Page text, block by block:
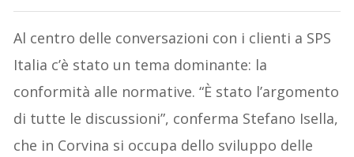
Al centro delle conversazioni con i clienti a SPS
Italia c’è stato un tema dominante: la
conformità alle normative. “È stato l’argomento
di tutte le discussioni”, conferma Stefano Isella,
che in Corvina si occupa dello sviluppo delle